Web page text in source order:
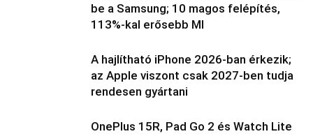
be a Samsung; 10 magos felépítés,
113%-kal erősebb MI
A hajlítható iPhone 2026-ban érkezik;
az Apple viszont csak 2027-ben tudja
rendesen gyártani
OnePlus 15R, Pad Go 2 és Watch Lite